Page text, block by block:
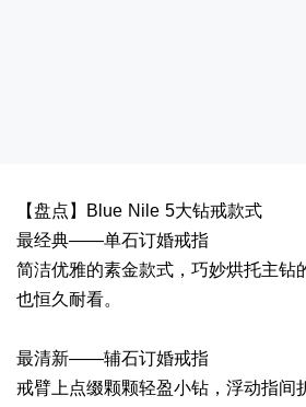
【盘点】Blue Nile 5大钻戒款式
最经典——单石订婚戒指
简洁优雅的素金款式，巧妙烘托主钻
也恒久耐看。
最清新——辅石订婚戒指
戒臂上点缀颗颗轻盈小钻，浮动指间